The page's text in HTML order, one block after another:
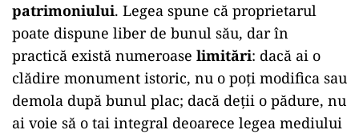
patrimoniului. Legea spune că proprietarul
poate dispune liber de bunul său, dar în
practică există numeroase limitări: dacă ai o
clădire monument istoric, nu o poți modifica sau
demola după bunul plac; dacă deții o pădure, nu
ai voie să o tai integral deoarece legea mediului